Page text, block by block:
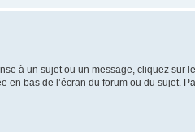
à un sujet ou un message, cliquez sur
bas de l’écran du forum ou du sujet.